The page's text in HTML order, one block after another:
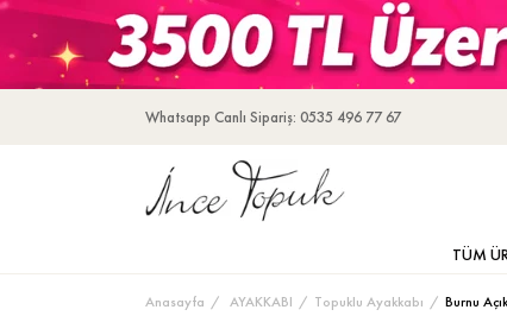
Whatsapp Canlı Sipariş: 0535 496 77 67
TÜM
Anasayfa AYAKKABI Topuklu Ayakkabı Burnu